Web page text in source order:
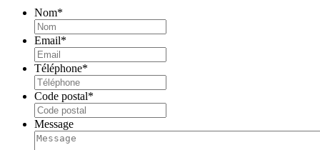
Nom*
Email*
Téléphone*
Code postal*
Message